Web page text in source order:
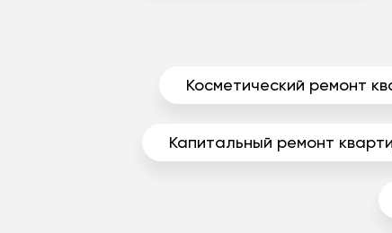
Косметический ремонт
Капитальный ремонт